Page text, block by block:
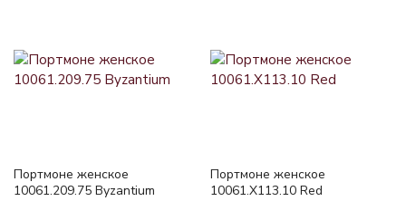
Портмоне женское
10061.209.75 Byzantium
Портмоне женское
10061.X113.10 Red